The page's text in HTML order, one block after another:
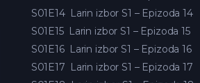
S01E14 Larin izbor S1 – Epizoda 14
S01E15 Larin izbor S1 – Epizoda 15
S01E16 Larin izbor S1 – Epizoda 16
S01E17 Larin izbor S1 – Epizoda 17